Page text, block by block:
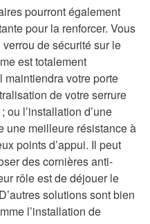
pourront également
pour la renforcer. Vous
de sécurité sur le
est totalement
maintiendra votre porte
de votre serrure
l’installation d’une
une meilleure résistance à
points d’appui. Il peut
des cornières anti-
rôle est de déjouer le
solutions sont bien
l’installation de